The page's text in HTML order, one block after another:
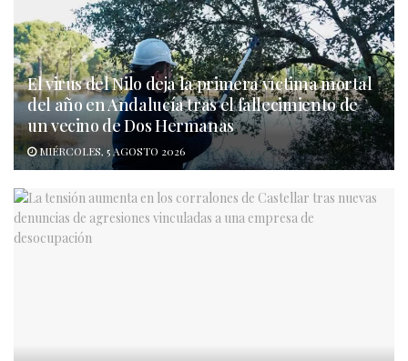
El virus del Nilo deja la primera víctima mortal
del año en Andalucía tras el fallecimiento de
un vecino de Dos Hermanas
MIÉRCOLES, 5 AGOSTO 2026